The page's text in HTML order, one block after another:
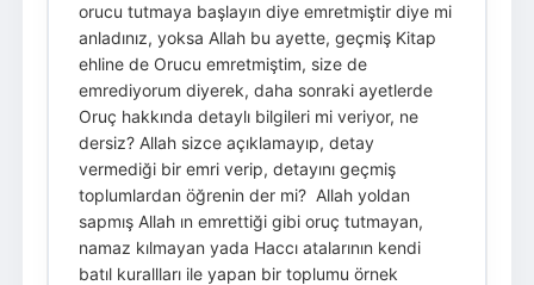
orucu tutmaya başlayın diye emretmiştir diye mi
anladınız, yoksa Allah bu ayette, geçmiş Kitap
ehline de Orucu emretmiştim, size de
emrediyorum diyerek, daha sonraki ayetlerde
Oruç hakkında detaylı bilgileri mi veriyor, ne
dersiz? Allah sizce açıklamayıp, detay
vermediği bir emri verip, detayını geçmiş
toplumlardan öğrenin der mi? Allah yoldan
sapmış Allah ın emrettiği gibi oruç tutmayan,
namaz kılmayan yada Haccı atalarının kendi
batıl kurallları ile yapan bir toplumu örnek